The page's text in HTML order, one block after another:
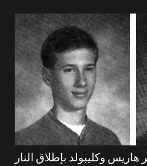
1997، تفاخر هاريس وكليبولد بإطلاق النار